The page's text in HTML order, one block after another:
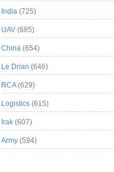
India (725)
UAV (685)
China (654)
Le Drian (646)
RCA(629)
Logistics (615)
Irak (607)
Army (594)